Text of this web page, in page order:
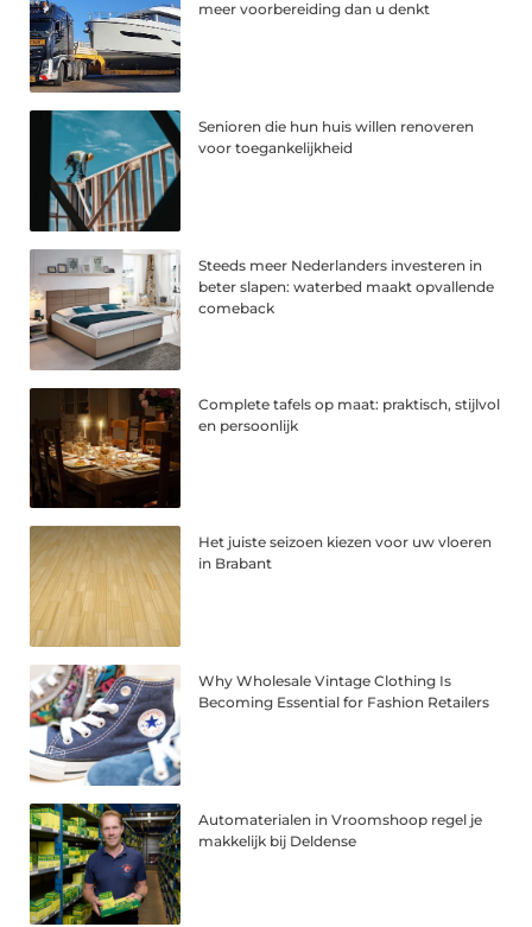
meer voorbereiding dan u denkt
Senioren die hun huis willen renoveren
voor toegankelijkheid
Steeds meer Nederlanders investeren in
beter slapen: waterbed maakt opvallende
comeback
Complete tafels op maat: praktisch, stijlvol
en persoonlijk
Het juiste seizoen kiezen voor uw vloeren
in Brabant
Why Wholesale Vintage Clothing Is
Becoming Essential for Fashion Retailers
Automaterialen in Vroomshoop regel je
makkelijk bij Deldense